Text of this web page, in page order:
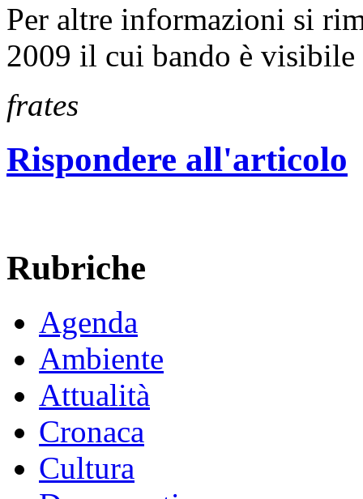
Per altre informazioni si
2009 il cui bando è
frates
Rispondere all'articolo
Rubriche
Agenda
Ambiente
Attualità
Cronaca
Cultura